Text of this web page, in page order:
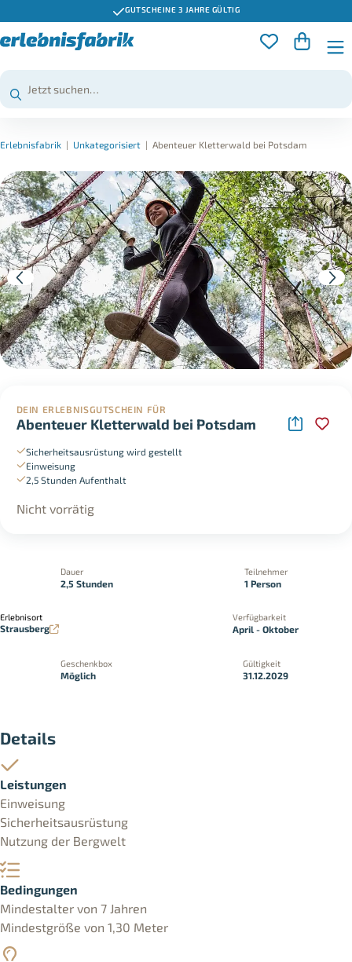
GUTSCHEINE 3 JAHRE GÜLTIG
Erlebnisfabrik | Unkategorisiert | Abenteuer Kletterwald bei Potsdam
DEIN ERLEBNISGUTSCHEIN FÜR
Abenteuer Kletterwald bei Potsdam
Sicherheitsausrüstung wird gestellt
Einweisung
2,5 Stunden Aufenthalt
Nicht vorrätig
Dauer
2,5 Stunden
Teilnehmer
1 Person
Erlebnisort
Strausberg
Verfügbarkeit
April - Oktober
Geschenkbox
Möglich
Gültigkeit
31.12.2029
Details
Leistungen
Einweisung
Sicherheitsausrüstung
Nutzung der Bergwelt
Bedingungen
Mindestalter von 7 Jahren
Mindestgröße von 1,30 Meter